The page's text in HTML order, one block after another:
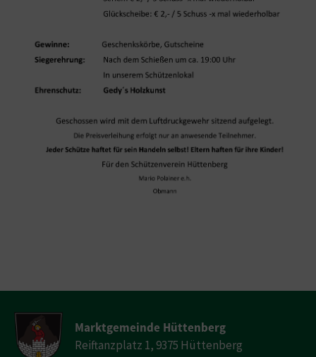
Marktgemeinde Hüttenberg
Reiftanzplatz 1, 9375 Hüttenberg